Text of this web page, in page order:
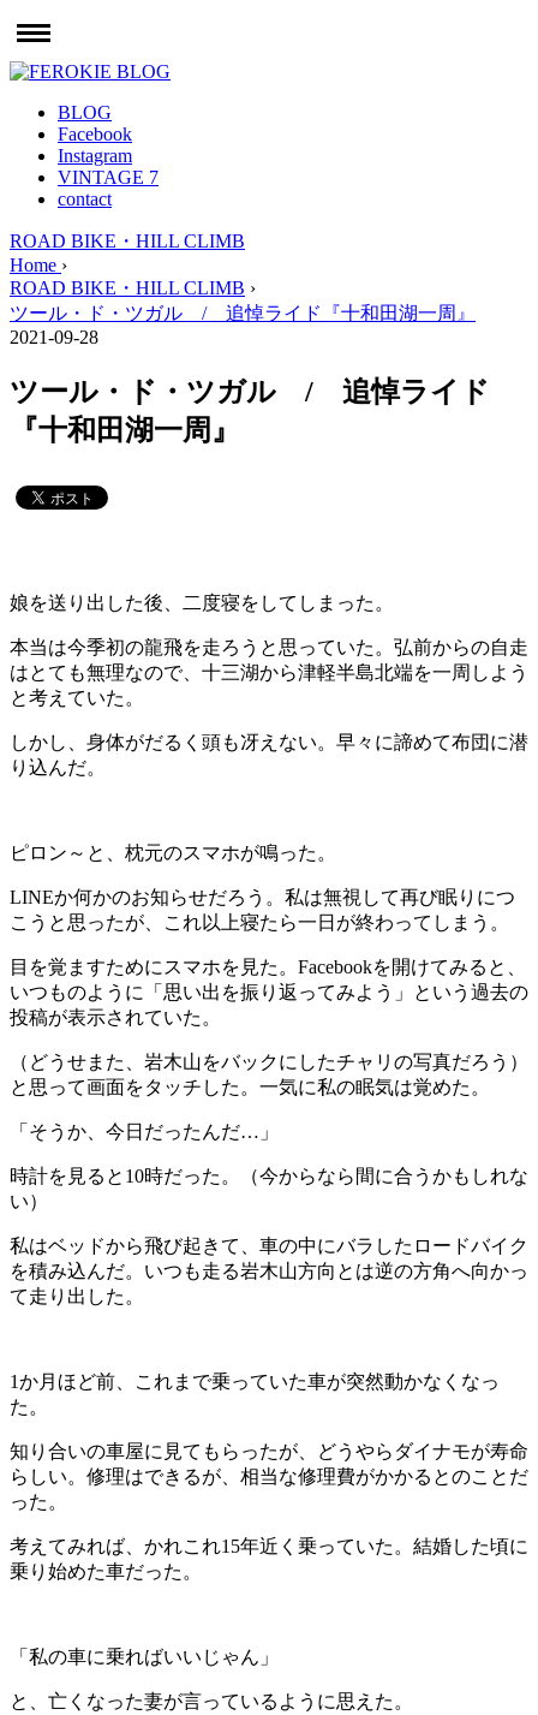
BLOG
Facebook
Instagram
VINTAGE 7
contact
ROAD BIKE・HILL CLIMB
Home ›
ROAD BIKE・HILL CLIMB ›
ツール・ド・ツガル / 追悼ライド『十和田湖一周』
2021-09-28
ツール・ド・ツガル / 追悼ライド
『十和田湖一周』
娘を送り出した後、二度寝をしてしまった。
本当は今季初の龍飛を走ろうと思っていた。弘前からの自走
はとても無理なので、十三湖から津軽半島北端を一周しよう
と考えていた。
しかし、身体がだるく頭も冴えない。早々に諦めて布団に潜
り込んだ。
ピロン～と、枕元のスマホが鳴った。
LINEか何かのお知らせだろう。私は無視して再び眠りにつ
こうと思ったが、これ以上寝たら一日が終わってしまう。
目を覚ますためにスマホを見た。Facebookを開けてみると、
いつものように「思い出を振り返ってみよう」という過去の
投稿が表示されていた。
（どうせまた、岩木山をバックにしたチャリの写真だろう）
と思って画面をタッチした。一気に私の眠気は覚めた。
「そうか、今日だったんだ…」
時計を見ると10時だった。
（今からなら間に合うかもしれな
い）
私はベッドから飛び起きて、車の中にバラしたロードバイク
を積み込んだ。いつも走る岩木山方向とは逆の方角へ向かっ
て走り出した。
1か月ほど前、これまで乗っていた車が突然動かなくなっ
た。
知り合いの車屋に見てもらったが、どうやらダイナモが寿命
らしい。修理はできるが、相当な修理費がかかるとのことだ
った。
考えてみれば、かれこれ15年近く乗っていた。結婚した頃に
乗り始めた車だった。
「私の車に乗ればいいじゃん」
と、亡くなった妻が言っているように思えた。